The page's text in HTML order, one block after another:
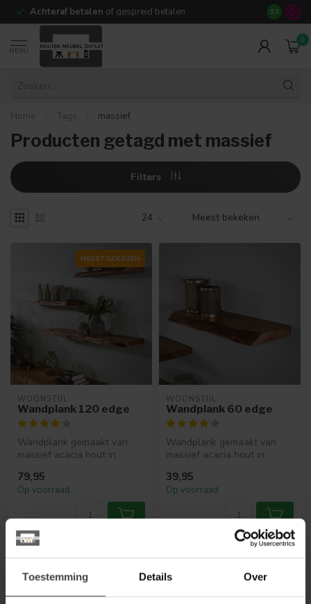
Toestemming Details Over
Achteraf betalen of gespreid betalen 14 dagen
9.3
MENU
0
Home Tags massief
Producten getagd met massief
Filters
MEEST GEKOZEN
WOONSTIJL
Wandplank 120 edge
Wandplank gemaakt van
massief acacia hout in
79,95
Op voorraad
WOONSTIJL
Wandplank 60 edge
Wandplank gemaakt van
massief acacia hout in
39,95
Op voorraad